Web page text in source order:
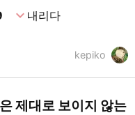
expand_more내리다
kepiko
제대로 보이지 않는